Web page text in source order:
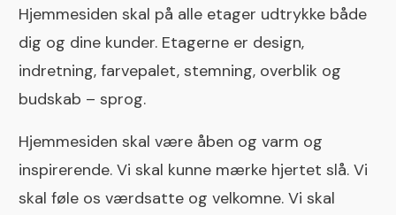
Hjemmesiden skal på alle etager udtrykke både
dig og dine kunder. Etagerne er design,
indretning, farvepalet, stemning, overblik og
budskab – sprog.
Hjemmesiden skal være åben og varm og
inspirerende. Vi skal kunne mærke hjertet slå. Vi
skal føle os værdsatte og velkomne. Vi skal